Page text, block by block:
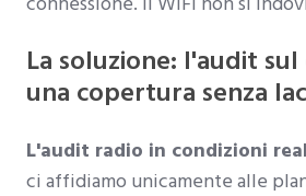
La soluzione: l'audit
una copertura senza
L'audit radio in condizioni
ci affidiamo unicamente alle